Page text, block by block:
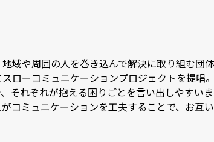
域や周囲の人を巻き込んで解決に取り組む団
ローコミュニケーションプロジェクトを提唱
それぞれが抱える困りごとを言い出しやすいま
コミュニケーションを工夫することで、お互